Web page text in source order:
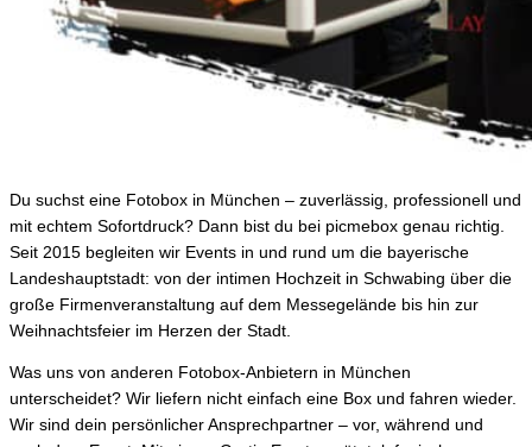
Du suchst eine Fotobox in München – zuverlässig, professionell und
mit echtem Sofortdruck? Dann bist du bei picmebox genau richtig.
Seit 2015 begleiten wir Events in und rund um die bayerische
Landeshauptstadt: von der intimen Hochzeit in Schwabing über die
große Firmenveranstaltung auf dem Messegelände bis hin zur
Weihnachtsfeier im Herzen der Stadt.
Was uns von anderen Fotobox-Anbietern in München
unterscheidet? Wir liefern nicht einfach eine Box und fahren wieder.
Wir sind dein persönlicher Ansprechpartner – vor, während und